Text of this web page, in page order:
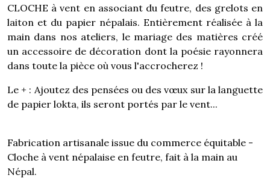
CLOCHE à vent en associant du feutre, des grelots en
laiton et du papier népalais. Entièrement réalisée à la
main dans nos ateliers, le mariage des matières créé
un accessoire de décoration dont la poésie rayonnera
dans toute la pièce où vous l'accrocherez !
Le + : Ajoutez des pensées ou des vœux sur la languette
de papier lokta, ils seront portés par le vent...
Fabrication artisanale issue du commerce équitable -
Cloche à vent népalaise en feutre, fait à la main au
Népal.